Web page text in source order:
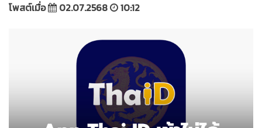
โพสต์เมื่อ 02.07.2568 10:12